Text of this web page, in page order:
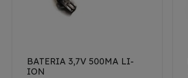
BATERIA 3,7V 500MA LI-
ION